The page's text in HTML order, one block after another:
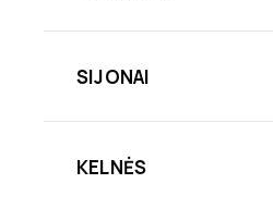
SIJONAI
KELNĖS